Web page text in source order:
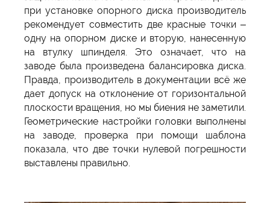
при установке опорного диска производитель
рекомендует совместить две красные точки –
одну на опорном диске и вторую, нанесенную
на втулку шпинделя. Это означает, что на
заводе была произведена балансировка диска.
Правда, производитель в документации всё же
дает допуск на отклонение от горизонтальной
плоскости вращения, но мы биения не заметили.
Геометрические настройки головки выполнены
на заводе, проверка при помощи шаблона
показала, что две точки нулевой погрешности
выставлены правильно.